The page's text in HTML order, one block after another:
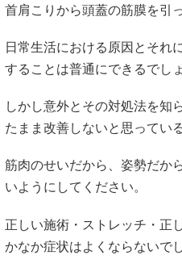
首肩こりから頭蓋の筋膜を引
日常生活における原因とそれ
することは普通にできるでしょ
しかし意外とその対処法を知
たまま改善しないと思ってい
筋肉のせいだから、姿勢だか
いようにしてください。
正しい施術・ストレッチ・正
かなか症状はよくならないで